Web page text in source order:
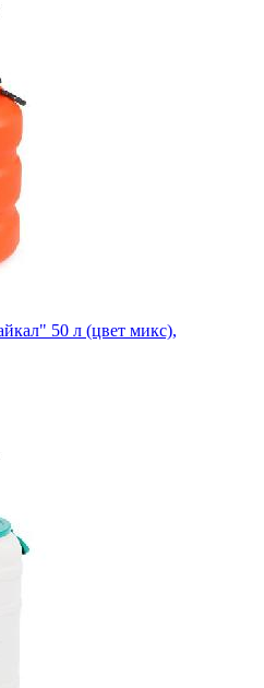
50 л (цвет микс),